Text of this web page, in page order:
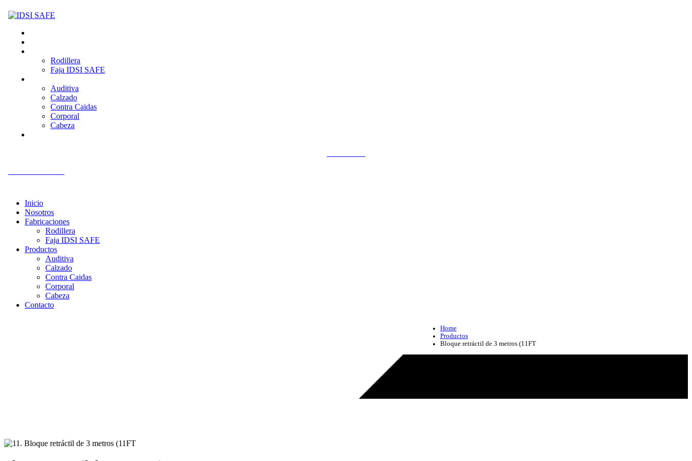
Rodillera
Faja IDSI SAFE
Auditiva
Calzado
Contra Caidas
Corporal
Cabeza
Inicio
Nosotros
Fabricaciones
Rodillera
Faja IDSI SAFE
Productos
Auditiva
Calzado
Contra Caidas
Corporal
Cabeza
Contacto
Home
Productos
Bloque retráctil de 3 metros (11FT